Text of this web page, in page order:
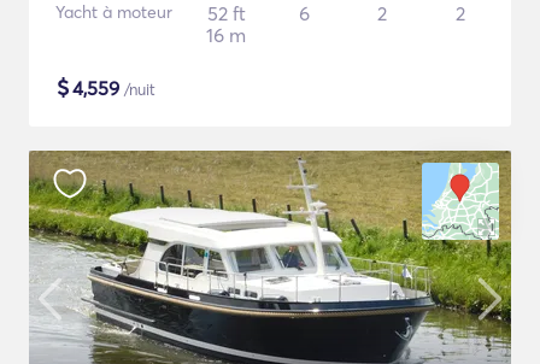
Yacht à moteur
52 ft
16 m
6 2 2
$4,559 /nuit